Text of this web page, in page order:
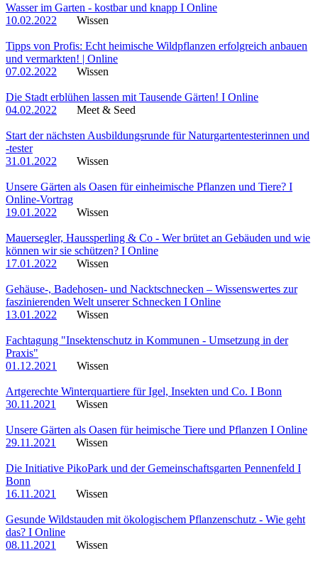
Wasser im Garten - kostbar und knapp I Online
10.02.2022
Wissen
Tipps von Profis: Echt heimische Wildpflanzen erfolgreich anbauen
und vermarkten! | Online
07.02.2022
Wissen
Die Stadt erblühen lassen mit Tausende Gärten! I Online
04.02.2022
Meet & Seed
Start der nächsten Ausbildungsrunde für Naturgartentesterinnen und
-tester
31.01.2022
Wissen
Unsere Gärten als Oasen für einheimische Pflanzen und Tiere? I
Online-Vortrag
19.01.2022
Wissen
Mauersegler, Haussperling & Co - Wer brütet an Gebäuden und wie
können wir sie schützen? I Online
17.01.2022
Wissen
Gehäuse-, Badehosen- und Nacktschnecken – Wissenswertes zur
faszinierenden Welt unserer Schnecken I Online
13.01.2022
Wissen
Fachtagung "Insektenschutz in Kommunen - Umsetzung in der
Praxis"
01.12.2021
Wissen
Artgerechte Winterquartiere für Igel, Insekten und Co. I Bonn
30.11.2021
Wissen
Unsere Gärten als Oasen für heimische Tiere und Pflanzen I Online
29.11.2021
Wissen
Die Initiative PikoPark und der Gemeinschaftsgarten Pennenfeld I
Bonn
16.11.2021
Wissen
Gesunde Wildstauden mit ökologischem Pflanzenschutz - Wie geht
das? I Online
08.11.2021
Wissen